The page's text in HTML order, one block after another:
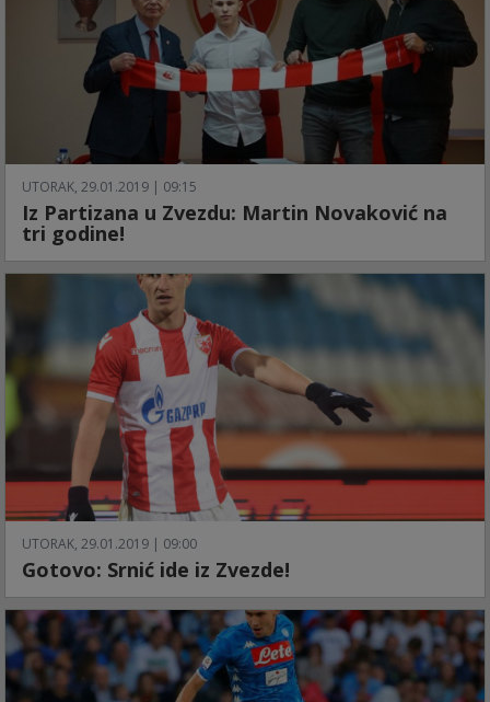
UTORAK, 29.01.2019 | 09:15
Iz Partizana u Zvezdu: Martin Novaković na
tri godine!
UTORAK, 29.01.2019 | 09:00
Gotovo: Srnić ide iz Zvezde!